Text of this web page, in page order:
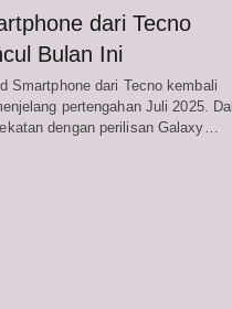
dari Tecno
Bulan Ini
Smartphone dari Tecno kembali
pertengahan Juli 2025.
dengan perilisan Galaxy…